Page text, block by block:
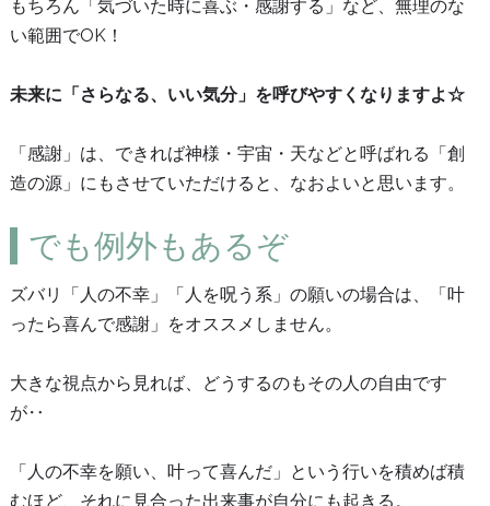
もちろん「気づいた時に喜ぶ・感謝する」など、無理のな
い範囲でOK！
未来に「さらなる、いい気分」を呼びやすくなりますよ☆
「感謝」は、できれば神様・宇宙・天などと呼ばれる「創
造の源」にもさせていただけると、なおよいと思います。
でも例外もあるぞ
ズバリ「人の不幸」「人を呪う系」の願いの場合は、「叶
ったら喜んで感謝」をオススメしません。
大きな視点から見れば、どうするのもその人の自由です
が‥
「人の不幸を願い、叶って喜んだ」という行いを積めば積
むほど、それに見合った出来事が自分にも起きる。